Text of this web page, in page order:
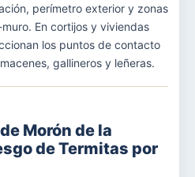
perímetro exterior y zonas
En cortijos y viviendas
los puntos de contacto
gallineros y leñeras.
Morón de la
de Termitas por